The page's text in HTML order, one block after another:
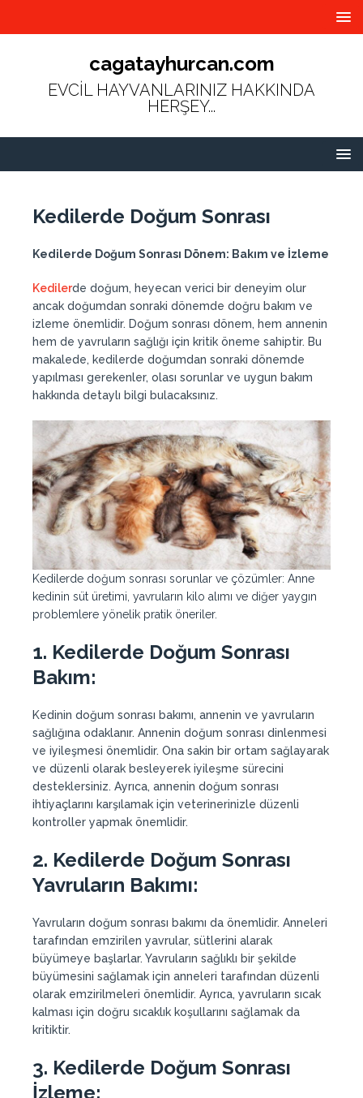
cagatayhurcan.com
EVCİL HAYVANLARINIZ HAKKINDA
HERŞEY...
Kedilerde Doğum Sonrası
Kedilerde Doğum Sonrası Dönem: Bakım ve İzleme
Kedilerde doğum, heyecan verici bir deneyim olur
ancak doğumdan sonraki dönemde doğru bakım ve
izleme önemlidir. Doğum sonrası dönem, hem annenin
hem de yavruların sağlığı için kritik öneme sahiptir. Bu
makalede, kedilerde doğumdan sonraki dönemde
yapılması gerekenler, olası sorunlar ve uygun bakım
hakkında detaylı bilgi bulacaksınız.
Kedilerde doğum sonrası sorunlar ve çözümler: Anne
kedinin süt üretimi, yavruların kilo alımı ve diğer yaygın
problemlere yönelik pratik öneriler.
1. Kedilerde Doğum Sonrası
Bakım:
Kedinin doğum sonrası bakımı, annenin ve yavruların
sağlığına odaklanır. Annenin doğum sonrası dinlenmesi
ve iyileşmesi önemlidir. Ona sakin bir ortam sağlayarak
ve düzenli olarak besleyerek iyileşme sürecini
desteklersiniz. Ayrıca, annenin doğum sonrası
ihtiyaçlarını karşılamak için veterinerinizle düzenli
kontroller yapmak önemlidir.
2. Kedilerde Doğum Sonrası
Yavruların Bakımı:
Yavruların doğum sonrası bakımı da önemlidir. Anneleri
tarafından emzirilen yavrular, sütlerini alarak
büyümeye başlarlar. Yavruların sağlıklı bir şekilde
büyümesini sağlamak için anneleri tarafından düzenli
olarak emzirilmeleri önemlidir. Ayrıca, yavruların sıcak
kalması için doğru sıcaklık koşullarını sağlamak da
kritiktir.
3. Kedilerde Doğum Sonrası
İzleme: